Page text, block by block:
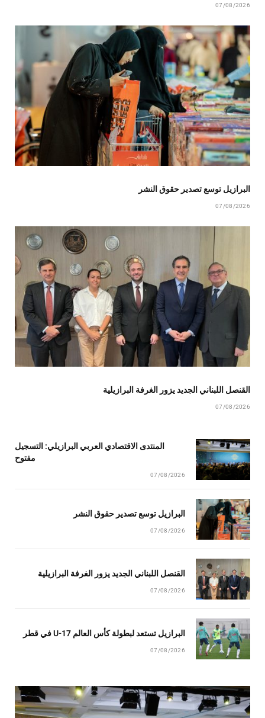
07/08/2026
البرازيل توسع تصدير حقوق النشر
07/08/2026
القنصل اللبناني الجديد يزور الغرفة البرازيلية
07/08/2026
المنتدى الاقتصادي العربي البرازيلي: التسجيل
مفتوح
07/08/2026
البرازيل توسع تصدير حقوق النشر
07/08/2026
القنصل اللبناني الجديد يزور الغرفة البرازيلية
07/08/2026
البرازيل تستعد لبطولة كأس العالم U-17 في قطر
07/08/2026